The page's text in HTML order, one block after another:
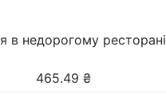
в недорогому ресторані
465.49 ₴